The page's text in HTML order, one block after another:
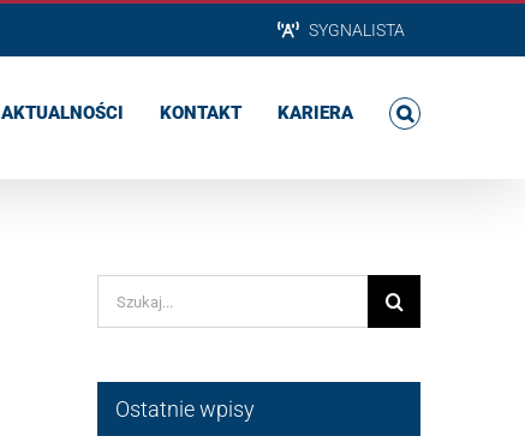
SYGNALISTA
AKTUALNOŚCI KONTAKT KARIERA
Szukaj
Ostatnie wpisy